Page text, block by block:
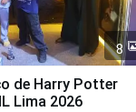
8
de Harry Potter
Lima 2026